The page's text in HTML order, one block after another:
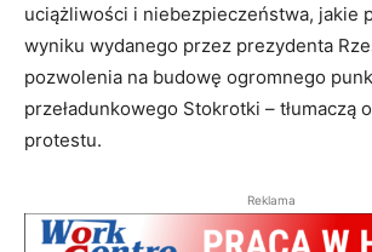
uciążliwości i niebezpieczeństwa, jakie
wyniku wydanego przez prezydenta
pozwolenia na budowę ogromnego
przeładunkowego Stokrotki – tłumaczą
protestu.
Reklama